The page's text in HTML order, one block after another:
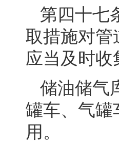
第四十七
取措施对
应当及时收
储油储气
罐车、气
用。